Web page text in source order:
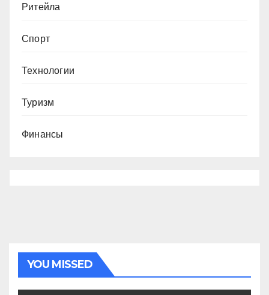
Ритейла
Спорт
Технологии
Туризм
Финансы
YOU MISSED